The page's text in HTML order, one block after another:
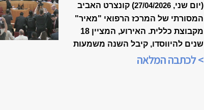
(יום שני, 27/04/2026) קונצרט האביב
המסורתי של המרכז הרפואי "מאיר"
מקבוצת כללית. האירוע, המציין 18
שנים להיווסדו, קיבל השנה משמעות
מיוחדת, כשנכלל לראשונה במסגרת
> לכתבה המלאה